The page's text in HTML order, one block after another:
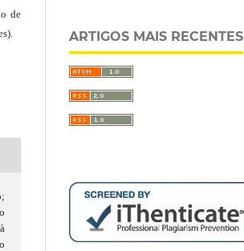
de
ARTIGOS MAIS RECENTES